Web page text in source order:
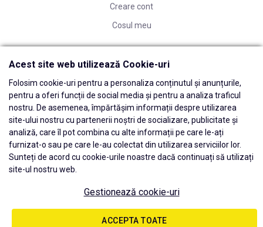
Creare cont
Cosul meu
Acest site web utilizează Cookie-uri
Folosim cookie-uri pentru a personaliza conținutul și anunțurile,
pentru a oferi funcții de social media și pentru a analiza traficul
nostru. De asemenea, împărtășim informații despre utilizarea
site-ului nostru cu partenerii noștri de socializare, publicitate și
analiză, care îl pot combina cu alte informații pe care le-ați
furnizat-o sau pe care le-au colectat din utilizarea serviciilor lor.
Sunteți de acord cu cookie-urile noastre dacă continuați să utilizați
site-ul nostru web.
Gestionează cookie-uri
ACCEPTA TOATE
© 2026 Edwards Dental Powered byblugento